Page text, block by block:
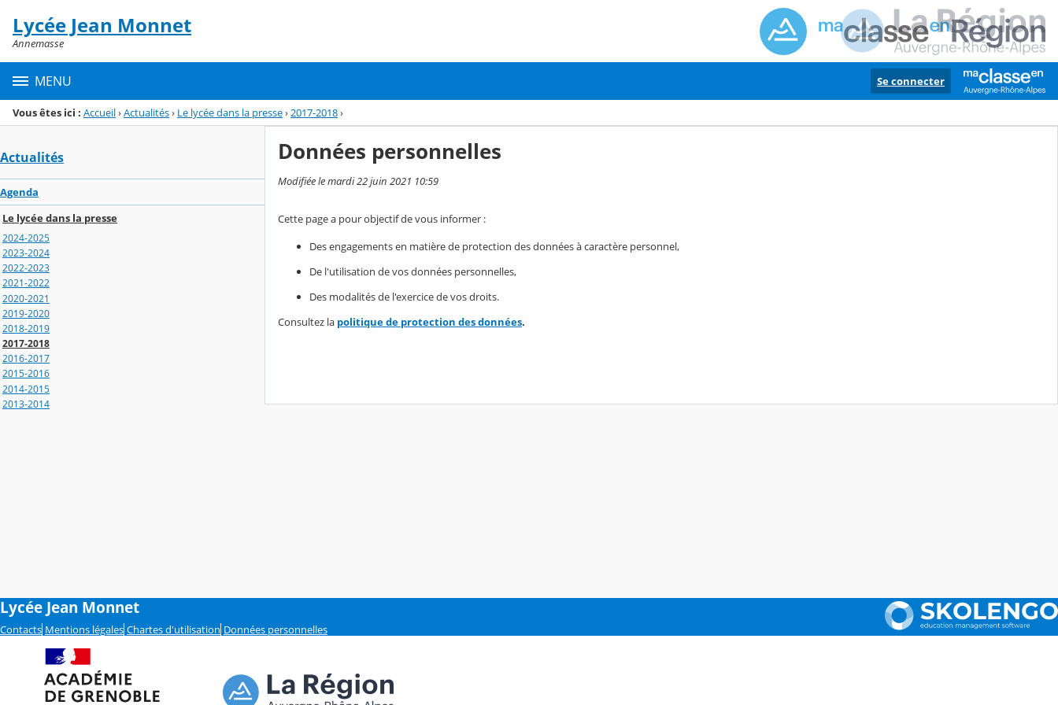
Menu de la rubrique
Contenu
Lycée Jean Monnet
Annemasse
MENU Se connecter
Vous êtes ici : Accueil›Actualités› Le lycée dans la presse›2017-2018›
Actualités
Agenda
Le lycée dans la presse
2024-2025
2023-2024
2022-2023
2021-2022
2020-2021
2019-2020
2018-2019
2017-2018
2016-2017
2015-2016
2014-2015
2013-2014
Données personnelles
Modifiée le mardi 22 juin 2021 10:59
Cette page a pour objectif de vous informer :
Des engagements en matière de protection des données à caractère personnel,
De l'utilisation de vos données personnelles,
Des modalités de l'exercice de vos droits.
Consultez la politique de protection des données.
Lycée Jean Monnet
Contacts Mentions légales Chartes d'utilisation Données personnelles